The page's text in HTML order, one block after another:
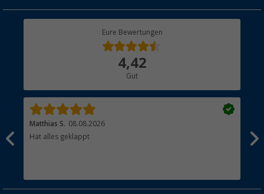
Rücksendung
Eure Bewertungen
4,42
Gut
Matthias S. 08.08.2026
Hat alles geklappt